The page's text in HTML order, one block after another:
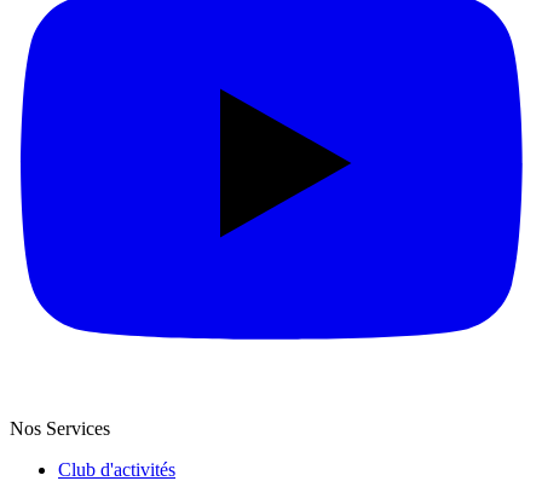
Nos Services
Club d'activités